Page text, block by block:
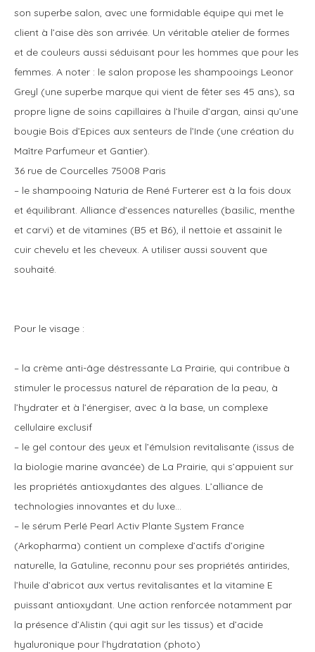
son superbe salon, avec une formidable équipe qui met le
client à l’aise dès son arrivée. Un véritable atelier de formes
et de couleurs aussi séduisant pour les hommes que pour les
femmes. A noter : le salon propose les shampooings Leonor
Greyl (une superbe marque qui vient de fêter ses 45 ans), sa
propre ligne de soins capillaires à l’huile d’argan, ainsi qu’une
bougie Bois d’Epices aux senteurs de l’Inde (une création du
Maître Parfumeur et Gantier).
36 rue de Courcelles 75008 Paris
– le shampooing Naturia de René Furterer est à la fois doux
et équilibrant. Alliance d’essences naturelles (basilic, menthe
et carvi) et de vitamines (B5 et B6), il nettoie et assainit le
cuir chevelu et les cheveux. A utiliser aussi souvent que
souhaité.
Pour le visage :
– la crème anti-âge déstressante La Prairie, qui contribue à
stimuler le processus naturel de réparation de la peau, à
l’hydrater et à l’énergiser, avec à la base, un complexe
cellulaire exclusif
– le gel contour des yeux et l’émulsion revitalisante (issus de
la biologie marine avancée) de La Prairie, qui s’appuient sur
les propriétés antioxydantes des algues. L’alliance de
technologies innovantes et du luxe…
– le sérum Perlé Pearl Activ Plante System France
(Arkopharma) contient un complexe d’actifs d’origine
naturelle, la Gatuline, reconnu pour ses propriétés antirides,
l’huile d’abricot aux vertus revitalisantes et la vitamine E
puissant antioxydant. Une action renforcée notamment par
la présence d’Alistin (qui agit sur les tissus) et d’acide
hyaluronique pour l’hydratation (photo)